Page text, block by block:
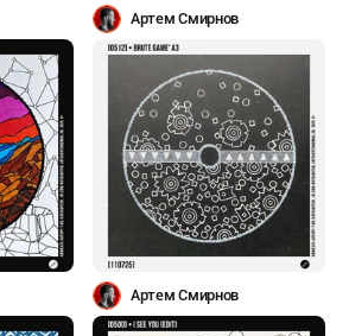
Артем Смирнов
Артем Смирнов